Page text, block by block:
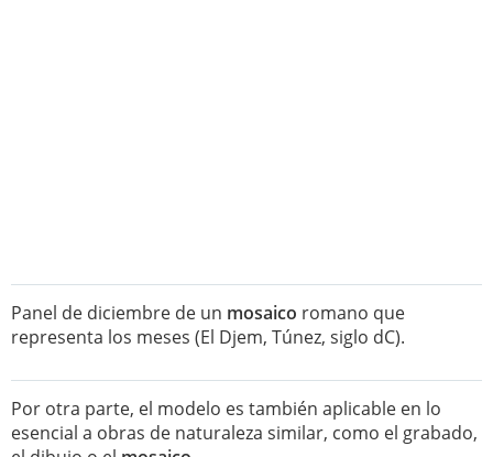
Panel de diciembre de un mosaico romano que
representa los meses (El Djem, Túnez, siglo dC).
Por otra parte, el modelo es también aplicable en lo
esencial a obras de naturaleza similar, como el grabado,